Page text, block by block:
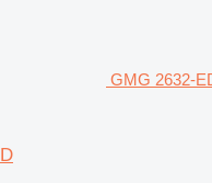
GMG 2632-